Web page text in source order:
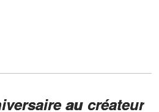
au créateur